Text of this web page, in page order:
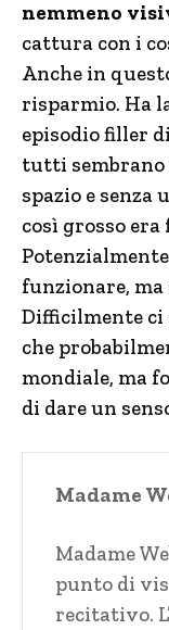
nemmeno
cattura con i
Anche in
risparmio. Ha
episodio filler
tutti sembrano
spazio e senza
così grosso
funzionare, ma
Difficilmente ci
che
mondiale, ma
di dare un
Madame
Madame
punto di
recitativo.